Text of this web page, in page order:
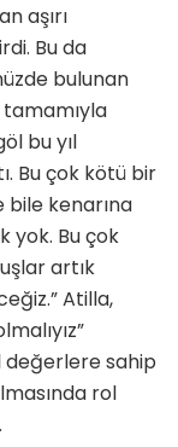
aşırı
Bu da
bulunan
bu yıl
Bu çok kötü bir
kenarına
yok. Bu çok
artık
Atilla,
değerlere sahip
rol